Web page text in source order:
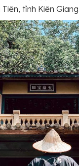
tỉnh Kiên Giang.